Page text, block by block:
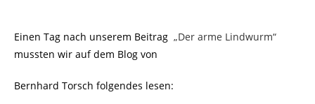
Einen Tag nach unserem Beitrag „Der arme Lindwurm“
mussten wir auf dem Blog von
Bernhard Torsch folgendes lesen: